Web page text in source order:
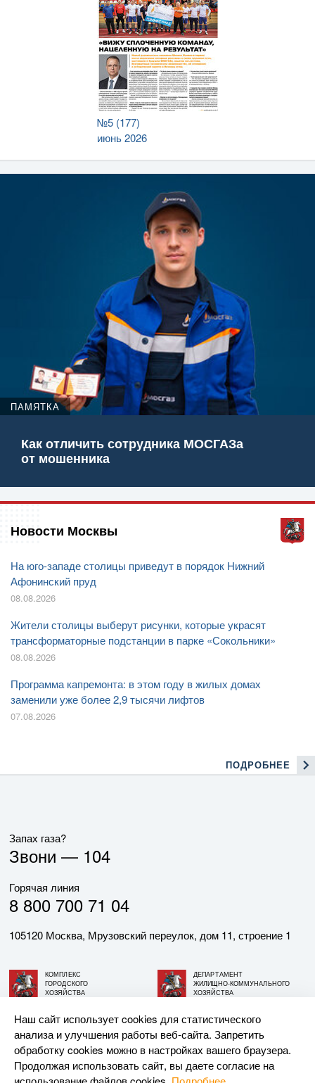
№5 (177)
июнь 2026
ПАМЯТКА
Как отличить сотрудника МОСГАЗа
от мошенника
Новости Москвы
На юго-западе столицы приведут в порядок Нижний
Афонинский пруд
08.08.2026
Жители столицы выберут рисунки, которые украсят
трансформаторные подстанции в парке «Сокольники»
08.08.2026
Программа капремонта: в этом году в жилых домах
заменили уже более 2,9 тысячи лифтов
07.08.2026
ПОДРОБНЕЕ
Запах газа?
Звони — 104
Горячая линия
8 800 700 71 04
105120 Москва, Мрузовский переулок, дом 11, строение 1
КОМПЛЕКС
ГОРОДСКОГО
ХОЗЯЙСТВА
ДЕПАРТАМЕНТ
ЖИЛИЩНО-КОММУНАЛЬНОГО
ХОЗЯЙСТВА
© АО «МОСГАЗ», 2026. При использовании материалов
ссылка на сайт обязательна.
Наш сайт использует cookies для статистического
анализа и улучшения работы веб-сайта. Запретить
обработку cookies можно в настройках вашего браузера.
Продолжая использовать сайт, вы даете согласие на